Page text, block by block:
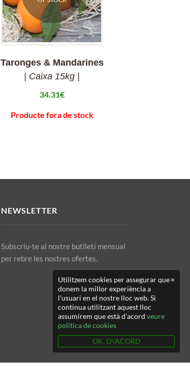
Taronges & Mandarines
| Caixa 15kg |
34.31€
Producte fora de stock
NEWSLETTER
Subscriu-te al nostre butlletí mensual
per rebre les nostres ofertes.
×
Utilitzem cookies per assegurar que
donem la millor experiència a
l'usuari en el nostre lloc web. Si
continua utilitzant aquest lloc
assumirem que està d'acord veure
política de cookies
OK, D\'ACORD